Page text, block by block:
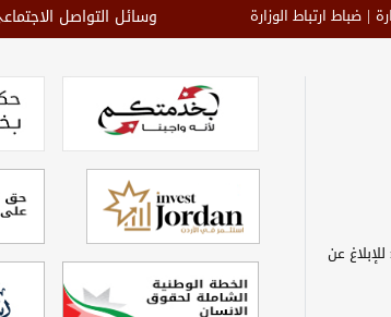
ضباط ارتباط الوزارة وسائل التواصل
يرجى الاتصال على 065008080 أو إرسال بريد إلكتروني إلى ncc@nitc.gov.jo للإبلاغ عن